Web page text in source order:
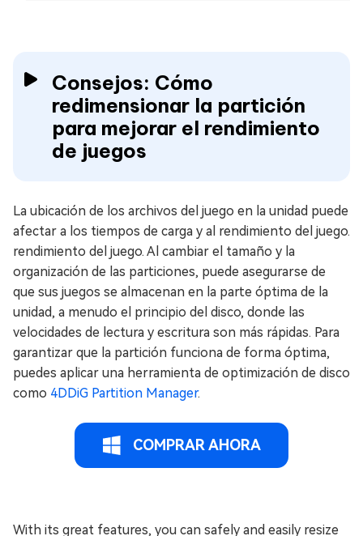
Consejos: Cómo
redimensionar la partición
para mejorar el rendimiento
de juegos
La ubicación de los archivos del juego en la unidad puede
afectar a los tiempos de carga y al rendimiento del juego.
rendimiento del juego. Al cambiar el tamaño y la
organización de las particiones, puede asegurarse de
que sus juegos se almacenan en la parte óptima de la
unidad, a menudo el principio del disco, donde las
velocidades de lectura y escritura son más rápidas. Para
garantizar que la partición funciona de forma óptima,
puedes aplicar una herramienta de optimización de disco
como 4DDiG Partition Manager.
COMPRAR AHORA
With its great features, you can safely and easily resize